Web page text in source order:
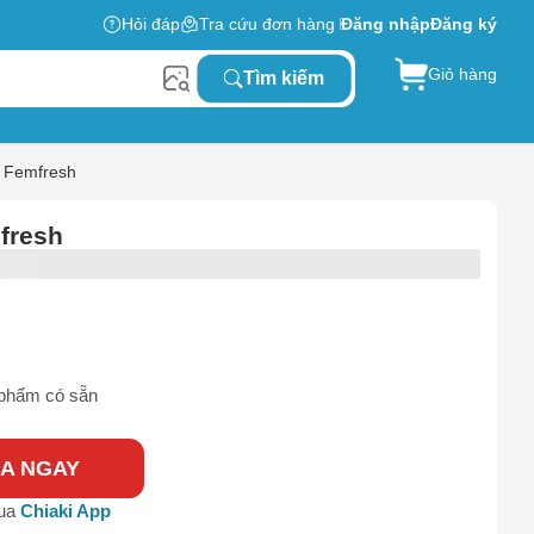
Hỏi đáp Tra cứu đơn hàng Đăng nhậpĐăng ký
Tìm kiếm Giỏ hàng
có sẵn
NGAY
Chiaki App